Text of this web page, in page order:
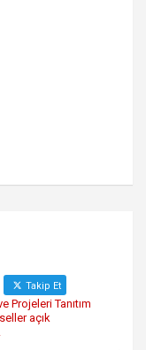
Takip Et
Tanıtım
açık